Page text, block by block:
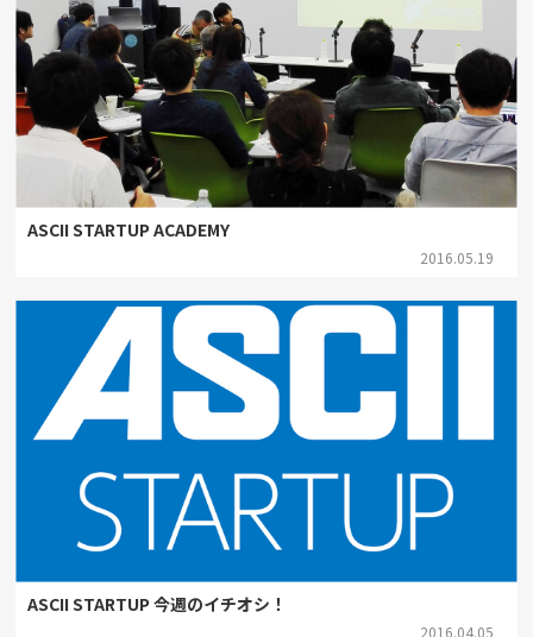
ASCII STARTUP ACADEMY
2016.05.19
ASCII STARTUP 今週のイチオシ！
2016.04.05